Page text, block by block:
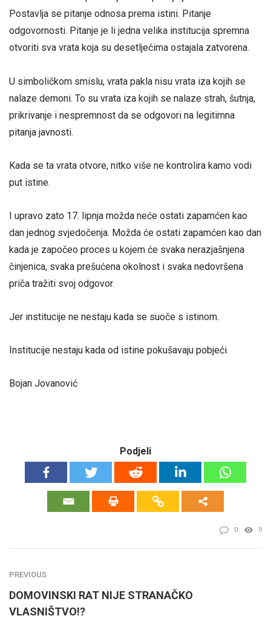
Postavlja se pitanje odnosa prema istini. Pitanje
odgovornosti. Pitanje je li jedna velika institucija spremna
otvoriti sva vrata koja su desetljećima ostajala zatvorena.
U simboličkom smislu, vrata pakla nisu vrata iza kojih se
nalaze demoni. To su vrata iza kojih se nalaze strah, šutnja,
prikrivanje i nespremnost da se odgovori na legitimna
pitanja javnosti.
Kada se ta vrata otvore, nitko više ne kontrolira kamo vodi
put istine.
I upravo zato 17. lipnja možda neće ostati zapamćen kao
dan jednog svjedočenja. Možda će ostati zapamćen kao dan
kada je započeo proces u kojem će svaka nerazjašnjena
činjenica, svaka prešućena okolnost i svaka nedovršena
priča tražiti svoj odgovor.
Jer institucije ne nestaju kada se suoče s istinom.
Institucije nestaju kada od istine pokušavaju pobjeći.
Bojan Jovanović
Podjeli
0 9
PREVIOUS
DOMOVINSKI RAT NIJE STRANAČKO
VLASNIŠTVO!?